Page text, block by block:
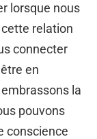
lorsque nous
relation
connecter
en
la
pouvons
conscience